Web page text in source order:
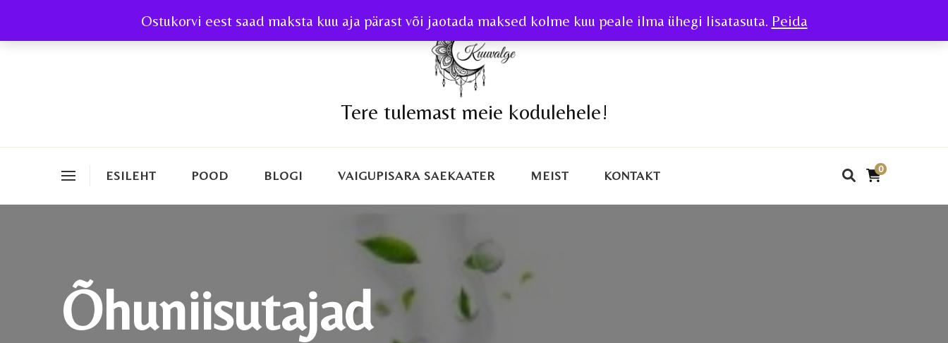
Ostukorvi eest saad maksta kuu aja pärast või jaotada maksed kolme kuu peale ilma ühegi lisatasuta. Peida
Tere tulemast meie kodulehele!
ESILEHT POOD BLOGI VAIGUPISARA SAEKAATER MEIST KONTAKT
0
Õhuniisutajad